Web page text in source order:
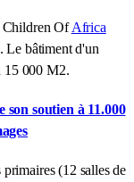
Children OfAfrica
Le bâtiment d'un
15 000 M2.
soutien à 11.000
(12 salles de